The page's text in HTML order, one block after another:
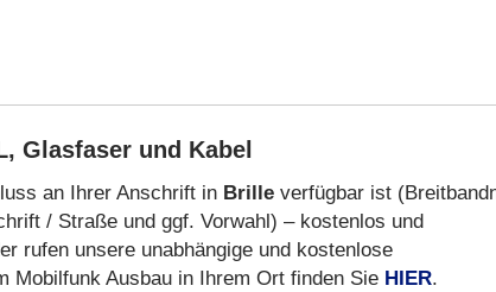
Glasfaser und Kabel
an Ihrer Anschrift in Brille verfügbar ist
/ Straße und ggf. Vorwahl) – kostenlos und
rufen unsere unabhängige und kostenlose
Mobilfunk Ausbau in Ihrem Ort finden Sie HIER.